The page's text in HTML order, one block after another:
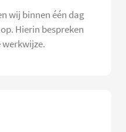
wij binnen één dag
Hierin bespreken